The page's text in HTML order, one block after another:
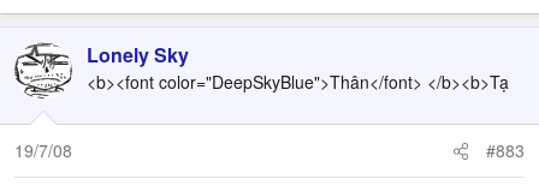
Lonely Sky
<b><font color="DeepSkyBlue">Thân</font> </b><b>Tạ
19/7/08 #883